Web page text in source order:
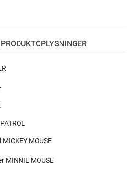
PRODUKTOPLYSNINGER
MOUSE
MINNIE MOUSE